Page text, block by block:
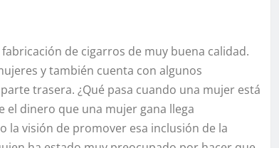
de cigarros de muy buena calidad.
y también cuenta con algunos
trasera. ¿Qué pasa cuando una mujer está
dinero que una mujer gana llega
la visión de promover esa inclusión de la